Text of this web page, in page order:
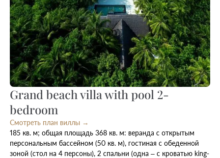
Grand beach villa with pool 2-
bedroom
Смотреть план виллы →
185 кв. м; общая площадь 368 кв. м: веранда с открытым
персональным бассейном (50 кв. м), гостиная с обеденной
зоной (стол на 4 персоны), 2 спальни (одна – с кроватью king-